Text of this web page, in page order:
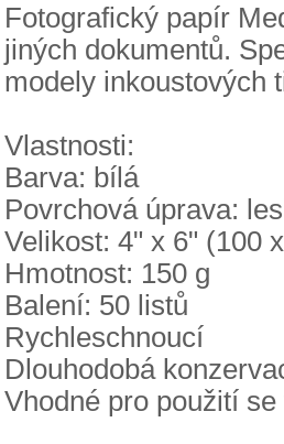
Fotografický papír
jiných dokumentů.
modely inkoustových
Vlastnosti:
Barva: bílá
Povrchová úprava:
Velikost: 4" x 6" (100
Hmotnost: 150 g
Balení: 50 listů
Rychleschnoucí
Dlouhodobá
Vhodné pro použití